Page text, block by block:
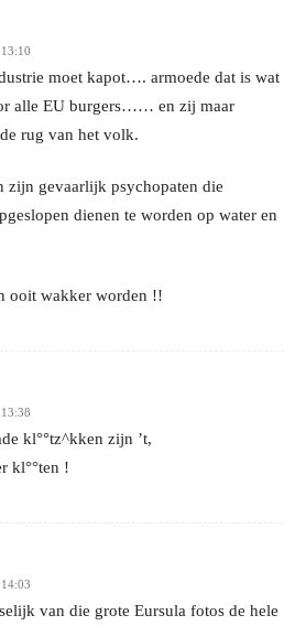
moet kapot…. armoede dat is wat
alle EU burgers…… en zij maar
rug van het volk.
zijn gevaarlijk psychopaten die
dienen te worden op water en
ooit wakker worden !!
kl°°tz^kken zijn ’t,
kl°°ten !
van die grote Eursula fotos de hele